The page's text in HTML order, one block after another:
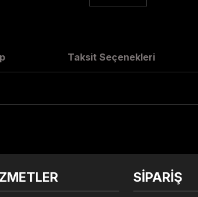
Taksit Seçenekleri
Yorum Yaz
Deneyimini Paylaş SİPARİŞ